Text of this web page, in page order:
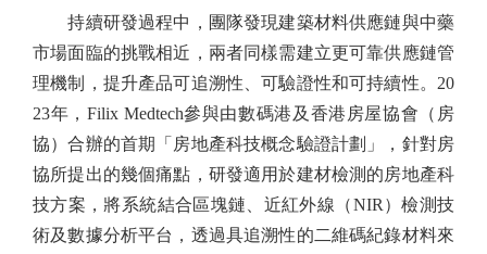
持續研發過程中，團隊發現建築材料供應鏈與中藥
市場面臨的挑戰相近，兩者同樣需建立更可靠供應鏈管
理機制，提升產品可追溯性、可驗證性和可持續性。20
23年，Filix Medtech參與由數碼港及香港房屋協會（房
協）合辦的首期「房地產科技概念驗證計劃」，針對房
協所提出的幾個痛點，研發適用於建材檢測的房地產科
技方案，將系統結合區塊鏈、近紅外線（NIR）檢測技
術及數據分析平台，透過具追溯性的二維碼紀錄材料來